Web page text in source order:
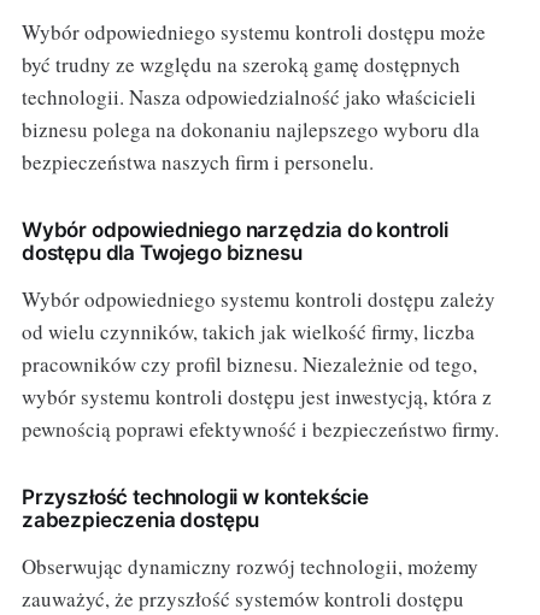
Wybór odpowiedniego systemu kontroli dostępu może
być trudny ze względu na szeroką gamę dostępnych
technologii. Nasza odpowiedzialność jako właścicieli
biznesu polega na dokonaniu najlepszego wyboru dla
bezpieczeństwa naszych firm i personelu.
Wybór odpowiedniego narzędzia do kontroli
dostępu dla Twojego biznesu
Wybór odpowiedniego systemu kontroli dostępu zależy
od wielu czynników, takich jak wielkość firmy, liczba
pracowników czy profil biznesu. Niezależnie od tego,
wybór systemu kontroli dostępu jest inwestycją, która z
pewnością poprawi efektywność i bezpieczeństwo firmy.
Przyszłość technologii w kontekście
zabezpieczenia dostępu
Obserwując dynamiczny rozwój technologii, możemy
zauważyć, że przyszłość systemów kontroli dostępu